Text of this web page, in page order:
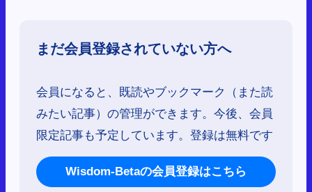
まだ会員登録されていない方へ
会員になると、既読やブックマーク（また読
みたい記事）の管理ができます。今後、会員
限定記事も予定しています。登録は無料です
Wisdom-Betaの会員登録はこちら